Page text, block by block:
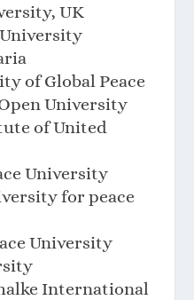
UK
of Global Peace
University
of United
University
for peace
University
International